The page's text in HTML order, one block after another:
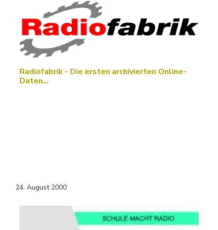
Radiofabrik - Die ersten archivierten Online-
Daten…
24. August 2000